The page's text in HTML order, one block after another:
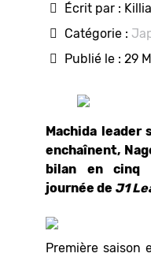
Écrit par :
Catégorie :
Publié le : 29
Machida leader
enchaînent,
bilan en cinq
journée de J1
Première saison